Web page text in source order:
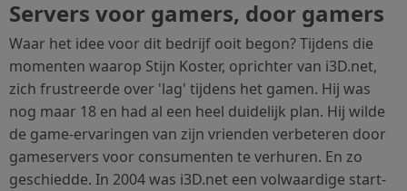
Servers voor gamers, door gamers
Waar het idee voor dit bedrijf ooit begon? Tijdens die
momenten waarop Stijn Koster, oprichter van i3D.net,
zich frustreerde over 'lag' tijdens het gamen. Hij was
nog maar 18 en had al een heel duidelijk plan. Hij wilde
de game-ervaringen van zijn vrienden verbeteren door
gameservers voor consumenten te verhuren. En zo
geschiedde. In 2004 was i3D.net een volwaardige start-